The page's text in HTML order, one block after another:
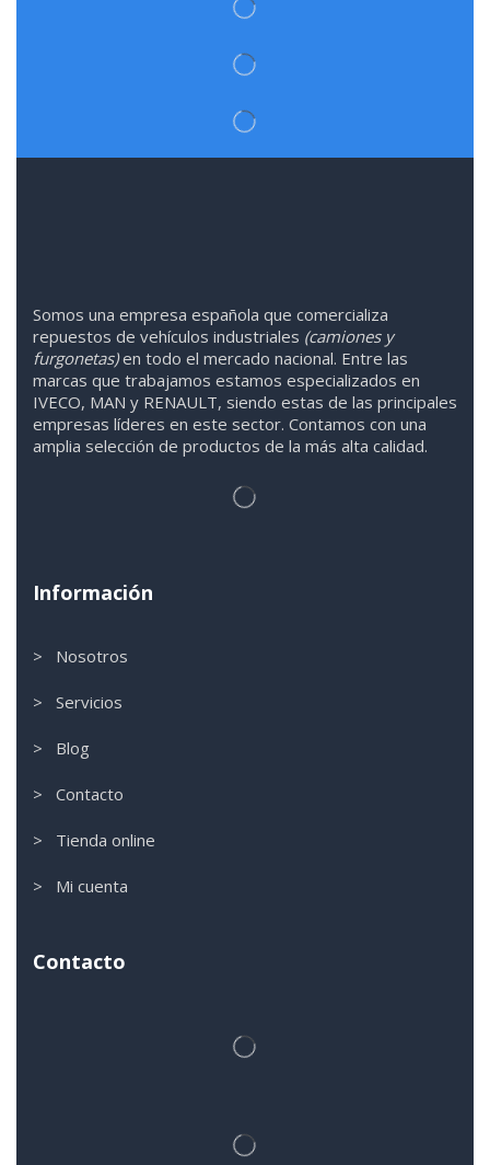
Somos una empresa española que comercializa
repuestos de vehículos industriales (camiones y
furgonetas)en todo el mercado nacional. Entre las
marcas que trabajamos estamos especializados en
IVECO, MAN y RENAULT, siendo estas de las principales
empresas líderes en este sector. Contamos con una
amplia selección de productos de la más alta calidad.
Información
> Nosotros
> Servicios
> Blog
> Contacto
> Tienda online
> Mi cuenta
Contacto